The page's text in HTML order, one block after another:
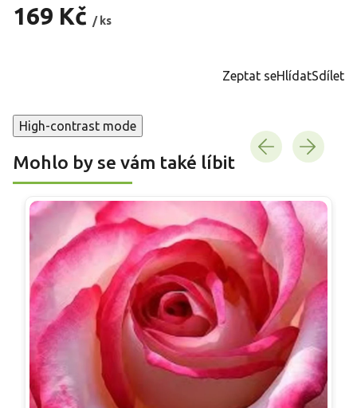
169 Kč / ks
Zeptat seHlídatSdílet
High-contrast mode
Mohlo by se vám také líbit